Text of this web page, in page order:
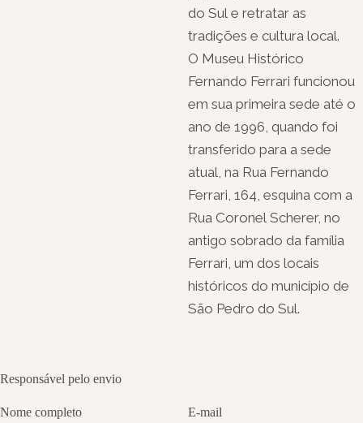
do Sul e retratar as
tradições e cultura local.
O Museu Histórico
Fernando Ferrari funcionou
em sua primeira sede até o
ano de 1996, quando foi
transferido para a sede
atual, na Rua Fernando
Ferrari, 164, esquina com a
Rua Coronel Scherer, no
antigo sobrado da família
Ferrari, um dos locais
históricos do município de
São Pedro do Sul.
Responsável pelo envio
Nome completo E-mail